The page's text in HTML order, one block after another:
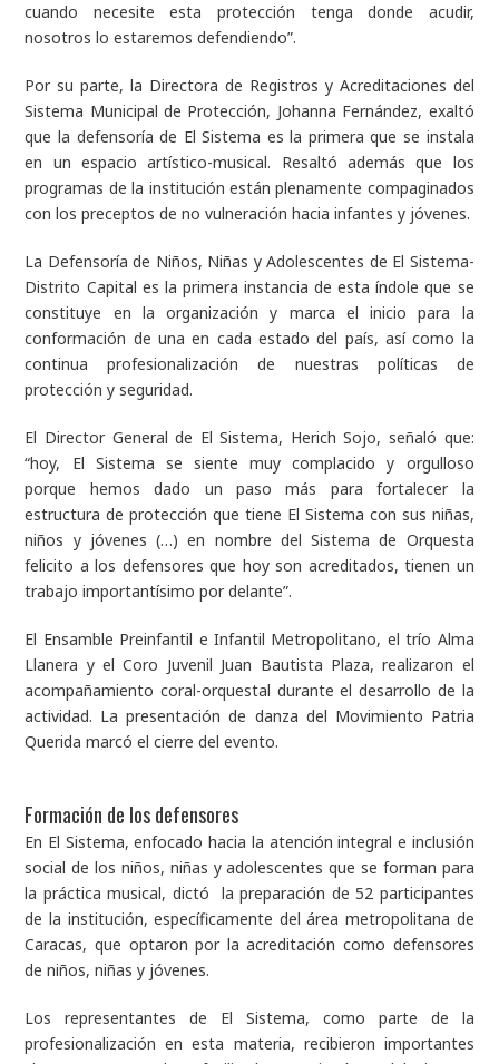
cuando necesite esta protección tenga donde acudir,
nosotros lo estaremos defendiendo”.
Por su parte, la Directora de Registros y Acreditaciones del
Sistema Municipal de Protección, Johanna Fernández, exaltó
que la defensoría de El Sistema es la primera que se instala
en un espacio artístico-musical. Resaltó además que los
programas de la institución están plenamente compaginados
con los preceptos de no vulneración hacia infantes y jóvenes.
La Defensoría de Niños, Niñas y Adolescentes de El Sistema-
Distrito Capital es la primera instancia de esta índole que se
constituye en la organización y marca el inicio para la
conformación de una en cada estado del país, así como la
continua profesionalización de nuestras políticas de
protección y seguridad.
El Director General de El Sistema, Herich Sojo, señaló que:
“hoy, El Sistema se siente muy complacido y orgulloso
porque hemos dado un paso más para fortalecer la
estructura de protección que tiene El Sistema con sus niñas,
niños y jóvenes (…) en nombre del Sistema de Orquesta
felicito a los defensores que hoy son acreditados, tienen un
trabajo importantísimo por delante”.
El Ensamble Preinfantil e Infantil Metropolitano, el trío Alma
Llanera y el Coro Juvenil Juan Bautista Plaza, realizaron el
acompañamiento coral-orquestal durante el desarrollo de la
actividad. La presentación de danza del Movimiento Patria
Querida marcó el cierre del evento.
Formación de los defensores
En El Sistema, enfocado hacia la atención integral e inclusión
social de los niños, niñas y adolescentes que se forman para
la práctica musical, dictó la preparación de 52 participantes
de la institución, específicamente del área metropolitana de
Caracas, que optaron por la acreditación como defensores
de niños, niñas y jóvenes.
Los representantes de El Sistema, como parte de la
profesionalización en esta materia, recibieron importantes